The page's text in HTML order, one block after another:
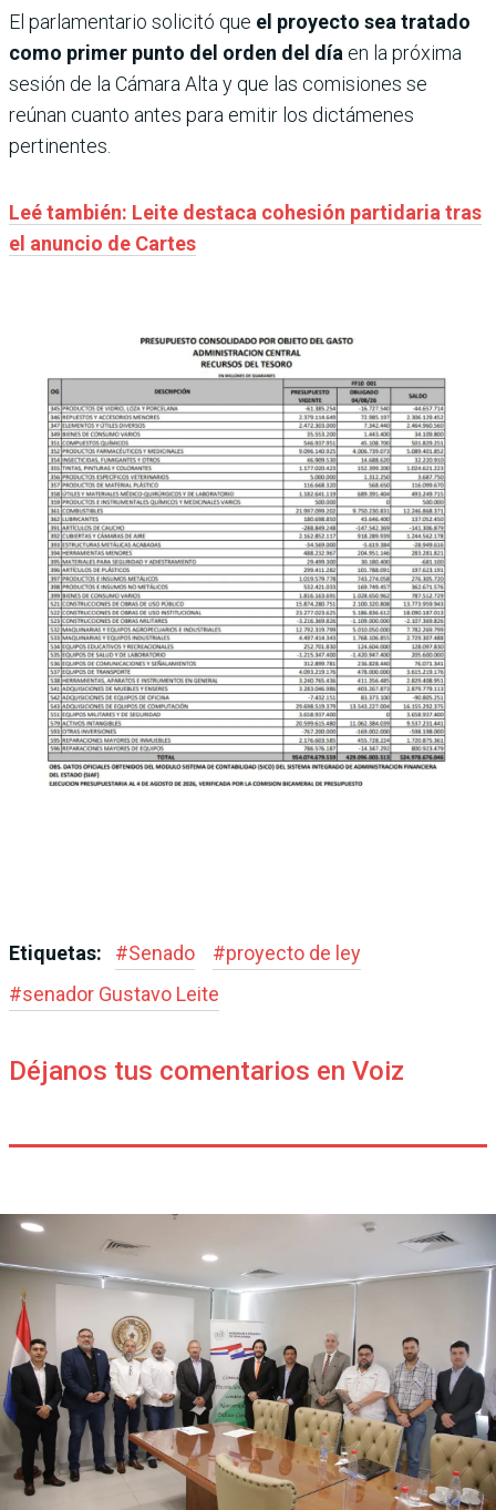
El parlamentario solicitó que el proyecto sea tratado
como primer punto del orden del día en la próxima
sesión de la Cámara Alta y que las comisiones se
reúnan cuanto antes para emitir los dictámenes
pertinentes.
Leé también: Leite destaca cohesión partidaria tras
el anuncio de Cartes
Etiquetas: #Senado #proyecto de ley
#senador Gustavo Leite
Déjanos tus comentarios en Voiz